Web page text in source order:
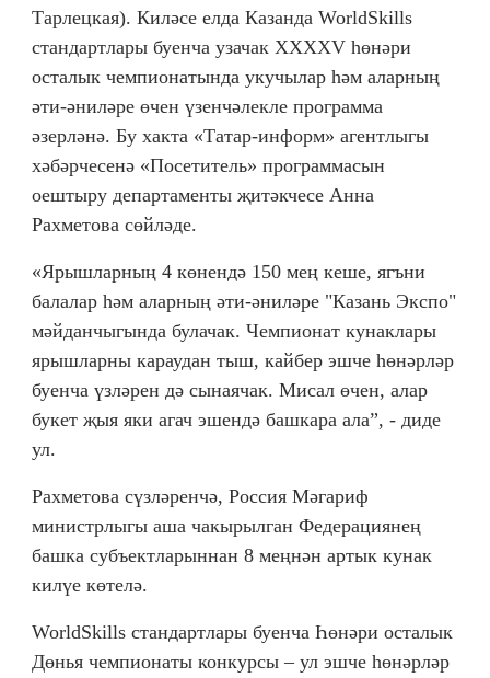
Тарлецкая). Киләсе елда Казанда WorldSkills
стандартлары буенча узачак XXXXV һөнәри
осталык чемпионатында укучылар һәм аларның
әти-әниләре өчен үзенчәлекле программа
әзерләнә. Бу хакта «Татар-информ» агентлыгы
хәбәрчесенә «Посетитель» программасын
оештыру департаменты җитәкчесе Анна
Рахметова сөйләде.
«Ярышларның 4 көнендә 150 мең кеше, ягъни
балалар һәм аларның әти-әниләре "Казань Экспо"
мәйданчыгында булачак. Чемпионат кунаклары
ярышларны караудан тыш, кайбер эшче һөнәрләр
буенча үзләрен дә сынаячак. Мисал өчен, алар
букет җыя яки агач эшендә башкара ала”, - диде
ул.
Рахметова сүзләренчә, Россия Мәгариф
министрлыгы аша чакырылган Федерациянең
башка субъектларыннан 8 меңнән артык кунак
килүе көтелә.
WorldSkills стандартлары буенча Һөнәри осталык
Дөнья чемпионаты конкурсы – ул эшче һөнәрләр